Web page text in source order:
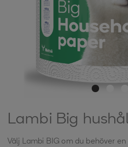
Lambi Big
Välj Lambi BIG om du behöver